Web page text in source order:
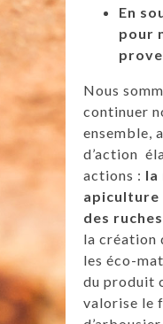
En
pour
Nous
continuer
ensemble,
d’action
actions : la
des
la création
les éco-
du produit
valorise le